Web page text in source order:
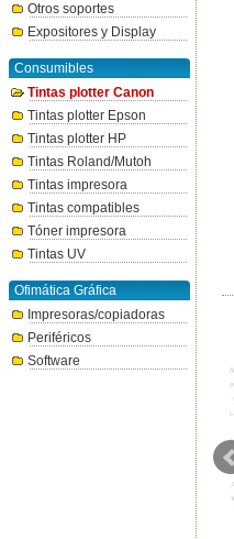
Otros soportes
Expositores y Display
Consumibles
Tintas plotter Canon
Tintas plotter Epson
Tintas plotter HP
Tintas Roland/Mutoh
Tintas impresora
Tintas compatibles
Tóner impresora
Tintas UV
Ofimática Gráfica
Impresoras/copiadoras
Periféricos
Software
Canon PFI-206M magenta